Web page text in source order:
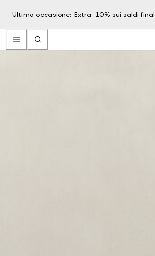
Ultima occasione: Extra -10% sui saldi